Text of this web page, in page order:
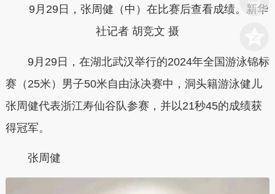
9月29日，张周健（中）在比赛后查看成绩。新华
社记者 胡竞文 摄
9月29日，在湖北武汉举行的2024年全国游泳锦标
赛（25米）男子50米自由泳决赛中，洞头籍游泳健儿
张周健代表浙江寿仙谷队参赛，并以21秒45的成绩获
得冠军。
张周健